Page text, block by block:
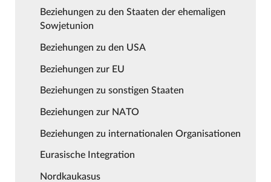
Beziehungen zu den Staaten der ehemaligen
Sowjetunion
Beziehungen zu den USA
Beziehungen zur EU
Beziehungen zu sonstigen Staaten
Beziehungen zur NATO
Beziehungen zu internationalen Organisationen
Eurasische Integration
Nordkaukasus